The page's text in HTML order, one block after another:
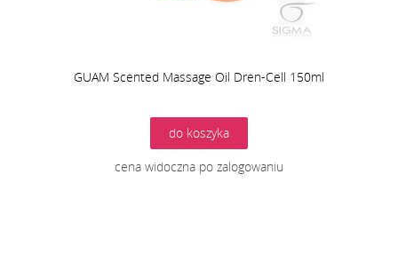
GUAM Scented Massage Oil Dren-Cell 150ml
do koszyka
cena widoczna po zalogowaniu